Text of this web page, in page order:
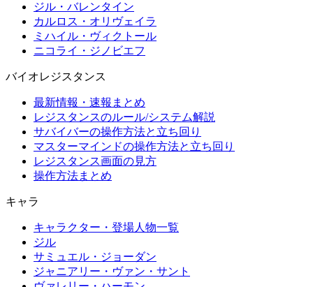
ジル・バレンタイン
カルロス・オリヴェイラ
ミハイル・ヴィクトール
ニコライ・ジノビエフ
バイオレジスタンス
最新情報・速報まとめ
レジスタンスのルール/システム解説
サバイバーの操作方法と立ち回り
マスターマインドの操作方法と立ち回り
レジスタンス画面の見方
操作方法まとめ
キャラ
キャラクター・登場人物一覧
ジル
サミュエル・ジョーダン
ジャニアリー・ヴァン・サント